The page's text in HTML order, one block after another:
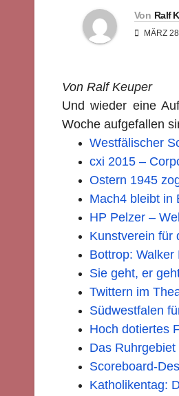
Von Ralf
MÄRZ
Von Ralf Keuper
Und wieder eine
Woche aufgefallen
Westfälischer
cxi 2015 –
Ostern 1945
Mach4 bleibt in
HP Pelzer –
Kunstverein für
Bottrop: Walker
Sie geht, er
Twittern im
Südwestfalen
Hoch dotiertes
Das
Scoreboard-
Katholikentag: